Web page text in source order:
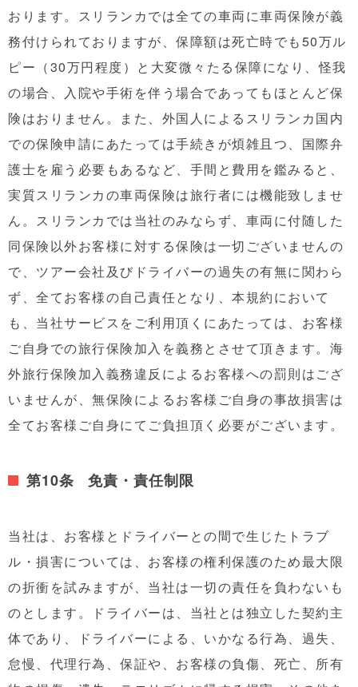
おります。スリランカでは全ての車両に車両保険が義
務付けられておりますが、保障額は死亡時でも50万ル
ピー（30万円程度）と大変微々たる保障になり、怪我
の場合、入院や手術を伴う場合であってもほとんど保
険はおりません。また、外国人によるスリランカ国内
での保険申請にあたっては手続きが煩雑且つ、国際弁
護士を雇う必要もあるなど、手間と費用を鑑みると、
実質スリランカの車両保険は旅行者には機能致しませ
ん。スリランカでは当社のみならず、車両に付随した
同保険以外お客様に対する保険は一切ございませんの
で、ツアー会社及びドライバーの過失の有無に関わら
ず、全てお客様の自己責任となり、本規約において
も、当社サービスをご利用頂くにあたっては、お客様
ご自身での旅行保険加入を義務とさせて頂きます。海
外旅行保険加入義務違反によるお客様への罰則はござ
いませんが、無保険によるお客様ご自身の事故損害は
全てお客様ご自身にてご負担頂く必要がございます。
第10条 免責・責任制限
当社は、お客様とドライバーとの間で生じたトラブ
ル・損害については、お客様の権利保護のため最大限
の折衝を試みますが、当社は一切の責任を負わないも
のとします。ドライバーは、当社とは独立した契約主
体であり、ドライバーによる、いかなる行為、過失、
怠慢、代理行為、保証や、お客様の負傷、死亡、所有